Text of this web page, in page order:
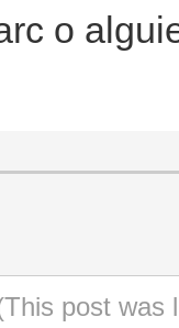
o
post was